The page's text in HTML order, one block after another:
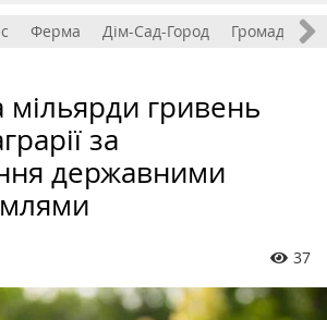
Ферма Дім-Сад-Город Громада
гривень
за
державними
37